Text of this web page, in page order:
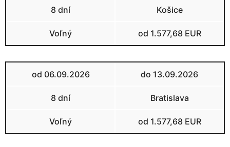
8 dní Košice
Voľný od 1.577,68 EUR
od 06.09.2026 do 13.09.2026
8 dní Bratislava
Voľný od 1.577,68 EUR